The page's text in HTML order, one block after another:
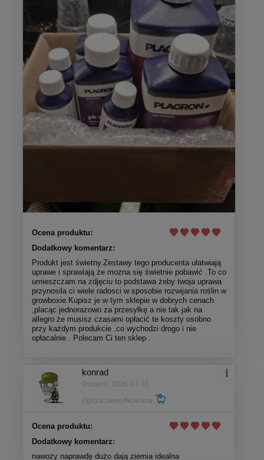
Ocena produktu:
Dodatkowy komentarz:
Produkt jest świetny.Zestawy tego producenta ułatwiają
uprawe i sprawiają że mozna się świetnie pobawić .To co
umieszczam na zdjęciu to podstawa żeby twoja uprawa
przynosila ci wiele radosci w sposobie rozwijania roślin w
growboxie.Kupisz je w tym sklepie w dobrych cenach
,placąc jednorazowo za przesyłkę a nie tak jak na
allegro że musisz czasami opłacić te koszty osobno
przy każdym produkcie ,co wychodzi drogo i nie
opłacalnie . Polecam Ci ten sklep .
konrad
Dodano: 2026-07-31
Opinia zweryfikowana
Ocena produktu:
Dodatkowy komentarz:
nawozy naprawdę dużo dają ziemia idealna